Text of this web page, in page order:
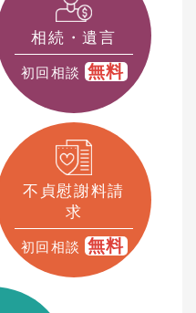
相続・遺言
初回相談 無料
不貞慰謝料請
求
初回相談 無料